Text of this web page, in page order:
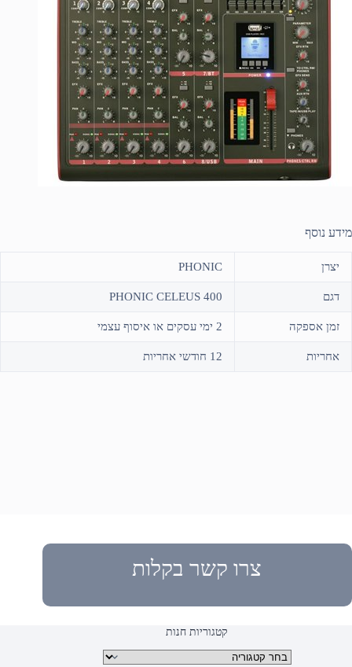
מידע נוסף
יצרן PHONIC
דגם PHONIC CELEUS 400
זמן אספקה 2 ימי עסקים או איסוף עצמי
אחריות 12 חודשי אחריות
צרו קשר בקלות
קטגוריות חנות
קטגוריות מוצרים